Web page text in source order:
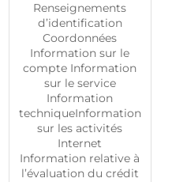
Renseignements
d’identification
Coordonnées
Information sur le
compte Information
sur le service
Information
techniqueInformation
sur les activités
Internet
Information relative à
l’évaluation du crédit